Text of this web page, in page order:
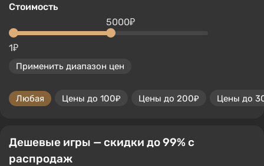
Стоимость
1₽
5000₽
Применить диапазон цен
Любая Цены до 100₽ Цены до 200₽ Цены до
Дешевые игры — скидки до 99% с
распродаж